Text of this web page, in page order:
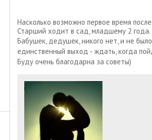
Насколько возможно первое время
Старший ходит в сад, младшему 2
Бабушек, дедушек, никого нет, и не
единственный выход - ждать, когда
Буду очень благодарна за советы)